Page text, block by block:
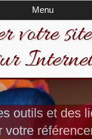
Menu
votre
outils et des
votre